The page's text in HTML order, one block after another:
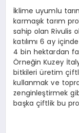
İklime uyumlu
karmaşık tarım
sahip olan Rivulis
katılımı 6 ay
4 bin hektardan
Örneğin Kuzey
bitkileri üretim
kullanmak ve
zenginleştirmek
başka çiftlik bu